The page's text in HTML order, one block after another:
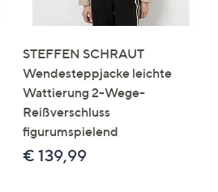
bzw.
rechts,
um
diese
anzuzeigen.
STEFFEN SCHRAUT
Wendesteppjacke leichte
Wattierung 2-Wege-
Reißverschluss
figurumspielend
€ 139,99